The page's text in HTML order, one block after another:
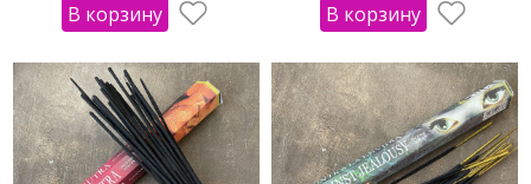
В корзину В корзину